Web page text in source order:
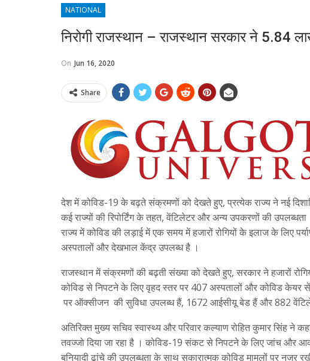
NATIONAL
निरोगी राजस्थान – राजस्थान सरकार ने 5.84
On Jun 16, 2020
Share
देश में कोविड-19 के बढ़ते संक्रमणों को देखते हुए, प्रत्येक राज्य ने नई
कई राज्यों की रिपोर्टिंग के तहत, वेंटिलेटर और अन्य उपकरणों की
राज्य में कोविड की लड़ाई में एक समय में हजारों रोगियों के इलाज के लिए
अस्पतालों और देखभाल केंद्र उपलब्ध है ।
राजस्थान में संक्रमणों की बढ़ती संख्या को देखते हुए, सरकार ने हजारों
कोविड से निपटने के लिए वृहद स्तर पर 407 अस्पतालों और कोविड केयर
पर ऑक्सीजन की सुविधा उपलब्ध हैं, 1672 आईसीयू बेड हैं और 882
अतिरिक्त मुख्य सचिव स्वास्थ्य और परिवार कल्याण रोहित कुमार सिंह ने
तवज्जो दिया जा रहा है । कोविड-19 संकट से निपटने के लिए जांच और
बुनियादी ढांचे की उपलब्धता के साथ सकारात्मक कोविड मामलों पर नजर